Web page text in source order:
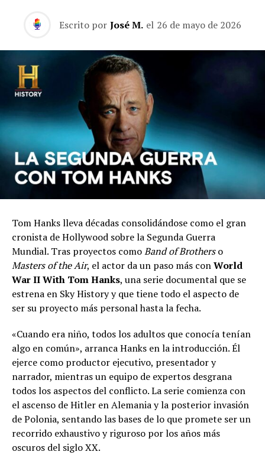
Escrito por José M. el 26 de mayo de 2026
Tom Hanks lleva décadas consolidándose como el gran
cronista de Hollywood sobre la Segunda Guerra
Mundial. Tras proyectos comoBand of Brotherso
Masters of the Air, el actor da un paso más conWorld
War II With Tom Hanks, una serie documental que se
estrena en Sky History y que tiene todo el aspecto de
ser su proyecto más personal hasta la fecha.
«Cuando era niño, todos los adultos que conocía tenían
algo en común», arranca Hanks en la introducción. Él
ejerce como productor ejecutivo, presentador y
narrador, mientras un equipo de expertos desgrana
todos los aspectos del conflicto. La serie comienza con
el ascenso de Hitler en Alemania y la posterior invasión
de Polonia, sentando las bases de lo que promete ser un
recorrido exhaustivo y riguroso por los años más
oscuros del siglo XX.